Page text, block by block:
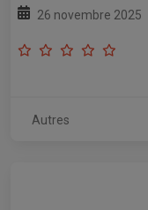
26 novembre 2025
Autres